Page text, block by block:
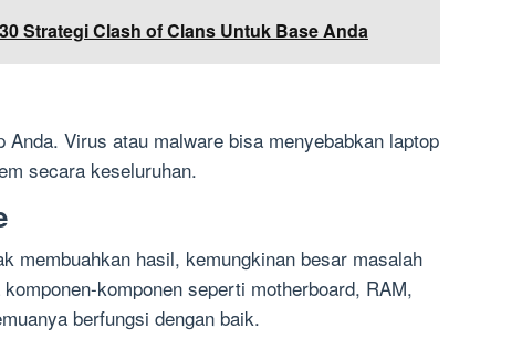
Strategi Clash of Clans Untuk Base Anda
Virus atau malware bisa menyebabkan laptop
secara keseluruhan.
membuahkan hasil, kemungkinan besar masalah
komponen seperti motherboard, RAM,
berfungsi dengan baik.